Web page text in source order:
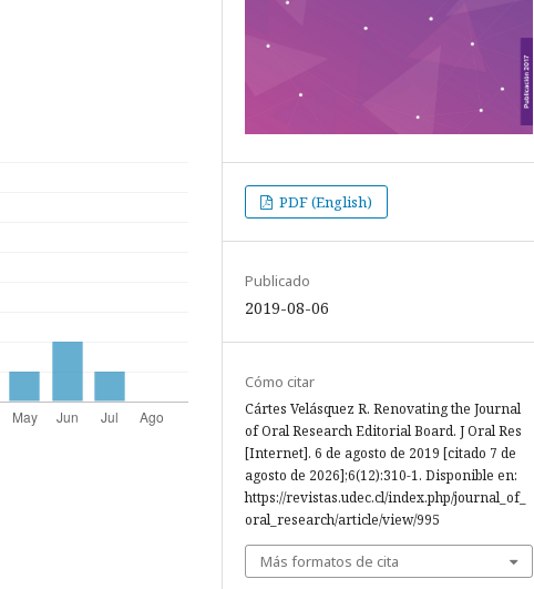
PDF (English)
Publicado
2019-08-06
Cómo citar
Cártes Velásquez R. Renovating the Journal
of Oral Research Editorial Board. J Oral Res
[Internet]. 6 de agosto de 2019 [citado 7 de
agosto de 2026];6(12):310-1. Disponible en:
https://revistas.udec.cl/index.php/journal_of_
oral_research/article/view/995
Más formatos de cita